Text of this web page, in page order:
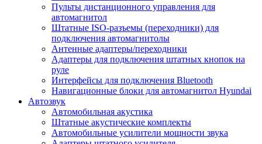
Пульты дистанционного управления для
автомагнитол
Штатные ISO-разъемы (переходники) для
подключения автомагнитолы
Антенные адаптеры/переходники
Адаптеры для подключения штатных кнопок на
руле
Интерфейсы для подключения Bluetooth
Навигационные блоки для автомагнитол Hyundai
Автозвук
Автомобильная акустика
Штатные акустические комплекты
Автомобильные усилители мощности звука